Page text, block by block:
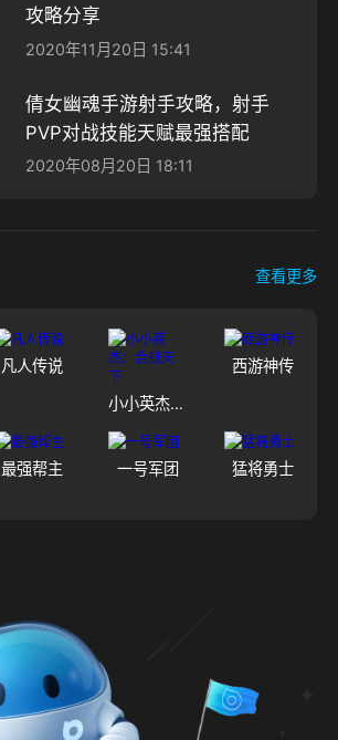
攻略分享
2020年11月20日 15:41
倩女幽魂手游射手攻略，射手
PVP对战技能天赋最强搭配
2020年08月20日 18:11
查看更多
凡人传说
小小英杰：合战天下
西游神传
最强帮主 一号军团 猛将勇士